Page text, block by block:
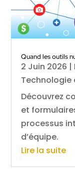
Quand les outils
2 Juin 2026 |
Technologie
Découvrez
et
processus
d’équipe.
Lire la suite